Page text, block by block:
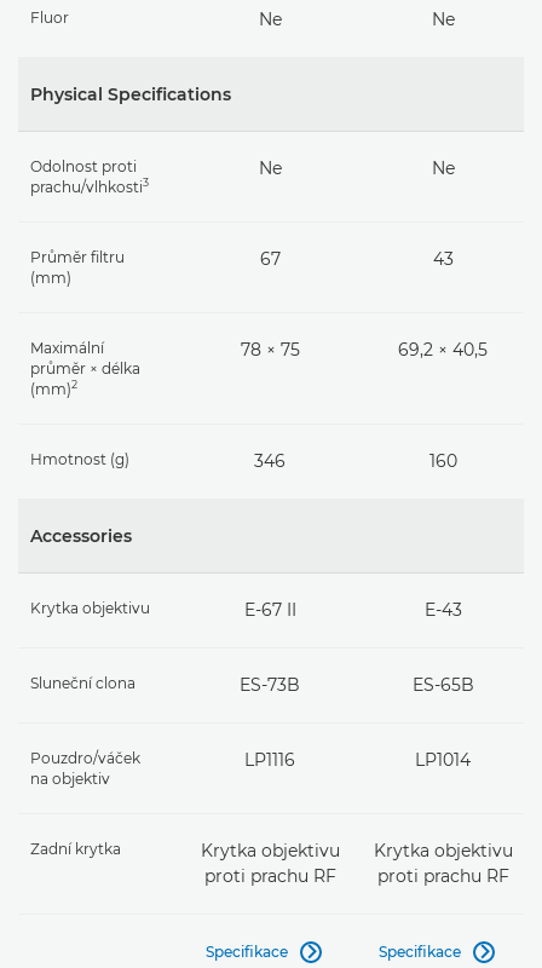
Fluor Ne Ne
Physical Specifications
Odolnost proti
prachu/vlhkosti3
Ne Ne
Průměr filtru
(mm)
67 43
Maximální
průměr × délka
(mm)2
78 × 75 69,2 × 40,5
Hmotnost (g) 346 160
Accessories
Krytka objektivu E-67 II E-43
Sluneční clona ES-73B ES-65B
Pouzdro/váček
na objektiv
LP1116 LP1014
Zadní krytka
Krytka objektivu
proti prachu RF
Krytka objektivu
proti prachu RF
Specifikace  Specifikace 